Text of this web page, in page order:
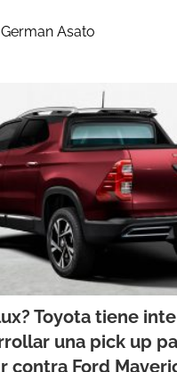
Asato
Toyota tiene
una pick up
contra Ford